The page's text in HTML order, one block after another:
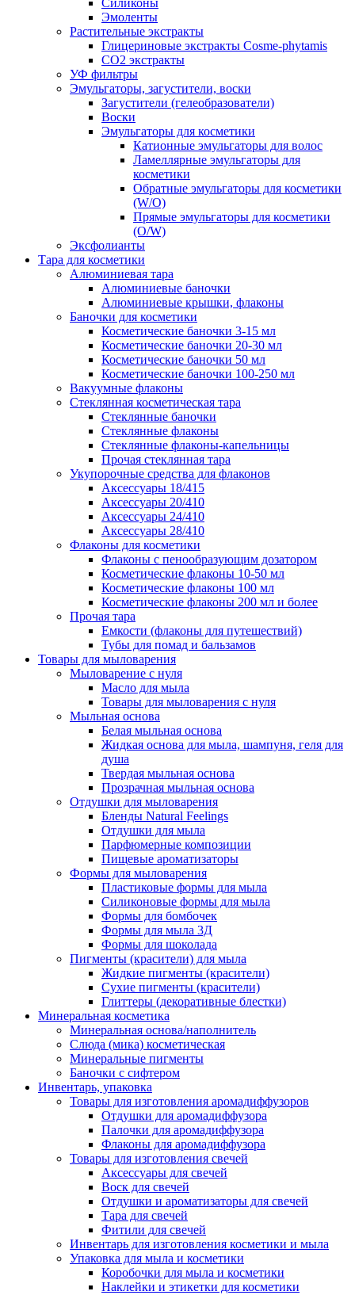
Силиконы
Эмоленты
Растительные экстракты
Глицериновые экстракты Cosme-phytamis
СО2 экстракты
УФ фильтры
Эмульгаторы, загустители, воски
Загустители (гелеобразователи)
Воски
Эмульгаторы для косметики
Катионные эмульгаторы для волос
Ламеллярные эмульгаторы для
косметики
Обратные эмульгаторы для косметики
(W/O)
Прямые эмульгаторы для косметики
(O/W)
Эксфолианты
Тара для косметики
Алюминиевая тара
Алюминиевые баночки
Алюминиевые крышки, флаконы
Баночки для косметики
Косметические баночки 3-15 мл
Косметические баночки 20-30 мл
Косметические баночки 50 мл
Косметические баночки 100-250 мл
Вакуумные флаконы
Стеклянная косметическая тара
Стеклянные баночки
Стеклянные флаконы
Стеклянные флаконы-капельницы
Прочая стеклянная тара
Укупорочные средства для флаконов
Аксессуары 18/415
Аксессуары 20/410
Аксессуары 24/410
Аксессуары 28/410
Флаконы для косметики
Флаконы с пенообразующим дозатором
Косметические флаконы 10-50 мл
Косметические флаконы 100 мл
Косметические флаконы 200 мл и более
Прочая тара
Емкости (флаконы для путешествий)
Тубы для помад и бальзамов
Товары для мыловарения
Мыловарение с нуля
Масло для мыла
Товары для мыловарения с нуля
Мыльная основа
Белая мыльная основа
Жидкая основа для мыла, шампуня, геля для
душа
Твердая мыльная основа
Прозрачная мыльная основа
Отдушки для мыловарения
Бленды Natural Feelings
Отдушки для мыла
Парфюмерные композиции
Пищевые ароматизаторы
Формы для мыловарения
Пластиковые формы для мыла
Силиконовые формы для мыла
Формы для бомбочек
Формы для мыла 3Д
Формы для шоколада
Пигменты (красители) для мыла
Жидкие пигменты (красители)
Сухие пигменты (красители)
Глиттеры (декоративные блестки)
Минеральная косметика
Минеральная основа/наполнитель
Слюда (мика) косметическая
Минеральные пигменты
Баночки с сифтером
Инвентарь, упаковка
Товары для изготовления аромадиффузоров
Отдушки для аромадиффузора
Палочки для аромадиффузора
Флаконы для аромадиффузора
Товары для изготовления свечей
Аксессуары для свечей
Воск для свечей
Отдушки и ароматизаторы для свечей
Тара для свечей
Фитили для свечей
Инвентарь для изготовления косметики и мыла
Упаковка для мыла и косметики
Коробочки для мыла и косметики
Наклейки и этикетки для косметики